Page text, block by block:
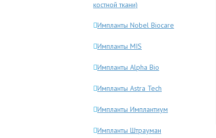
костной ткани)
Импланты Nobel Biocare
Импланты MIS
Импланты Alpha Bio
Импланты Astra Tech
Импланты Имплантиум
Импланты Штрауман